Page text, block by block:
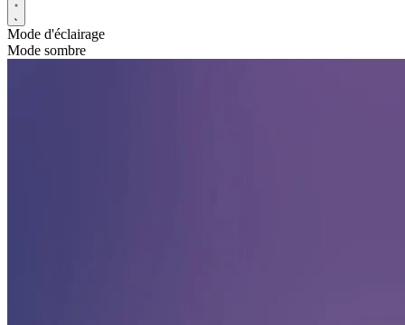
Mode d'éclairage
Mode sombre